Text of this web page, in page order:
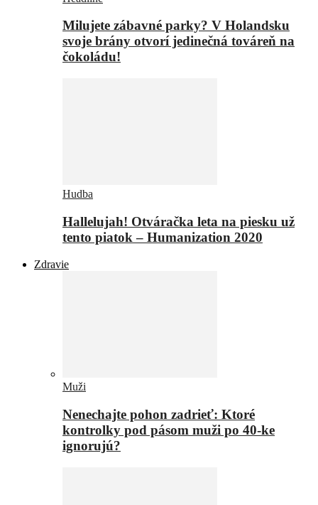
Milujete zábavné parky? V Holandsku
svoje brány otvorí jedinečná továreň na
čokoládu!
Hudba
Hallelujah! Otváračka leta na piesku už
tento piatok – Humanization 2020
Zdravie
Muži
Nenechajte pohon zadrieť: Ktoré
kontrolky pod pásom muži po 40-ke
ignorujú?